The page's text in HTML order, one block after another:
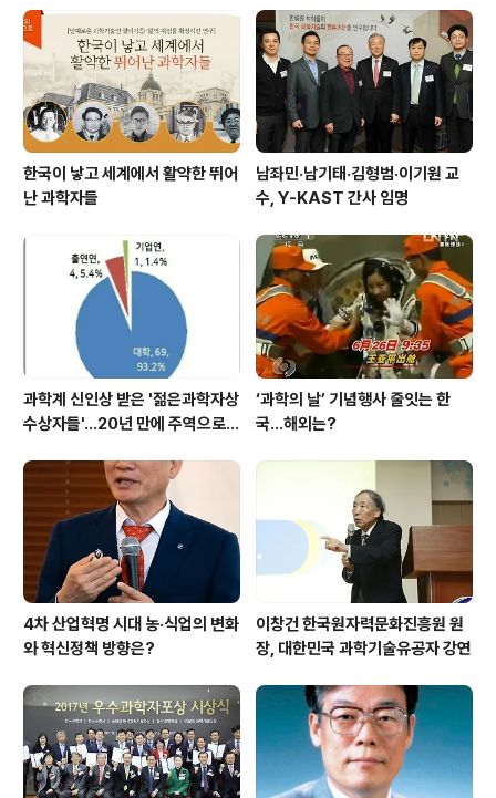
한국이 낳고 세계에서 활약한 뛰어
난 과학자들
남좌민·남기태·김형범·이기원 교
수, Y-KAST 간사 임명
과학계 신인상 받은 '젊은과학자상
수상자들'…20년 만에 주역으로
‘과학의 날’ 기념행사 줄잇는 한
국…해외는?
4차 산업혁명 시대 농·식업의 변화
와 혁신정책 방향은?
이창건 한국원자력문화진흥원 원
장, 대한민국 과학기술유공자 강연